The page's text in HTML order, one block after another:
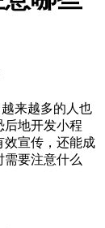
来越多的人也
后地开发小程
效宣传，还能成
需要注意什么